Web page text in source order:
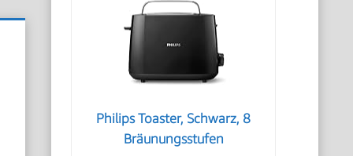
Philips Toaster, Schwarz, 8
Bräunungsstufen